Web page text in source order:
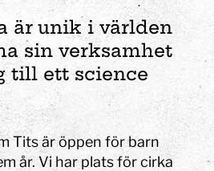
är unik i världen
sin verksamhet
till ett science
Tits är öppen för barn
år. Vi har plats för cirka